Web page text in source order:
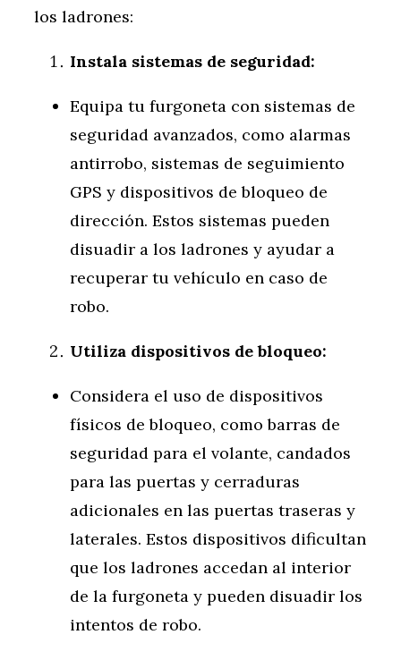
los ladrones:
Instala sistemas de seguridad:
Equipa tu furgoneta con sistemas de
seguridad avanzados, como alarmas
antirrobo, sistemas de seguimiento
GPS y dispositivos de bloqueo de
dirección. Estos sistemas pueden
disuadir a los ladrones y ayudar a
recuperar tu vehículo en caso de
robo.
Utiliza dispositivos de bloqueo:
Considera el uso de dispositivos
físicos de bloqueo, como barras de
seguridad para el volante, candados
para las puertas y cerraduras
adicionales en las puertas traseras y
laterales. Estos dispositivos dificultan
que los ladrones accedan al interior
de la furgoneta y pueden disuadir los
intentos de robo.